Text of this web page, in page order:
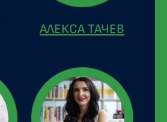
АЛЕКСА ТАЧЕВ